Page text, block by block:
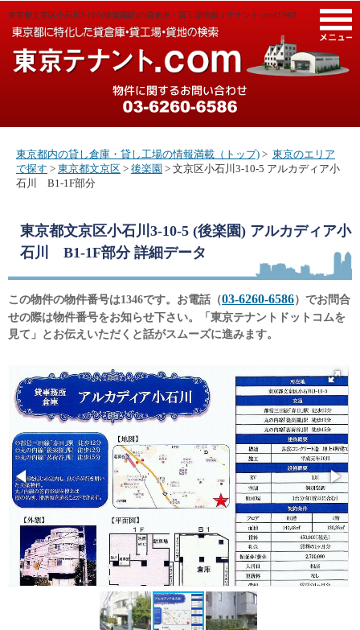
東京都文京区小石川3-10-5(後楽園駅)の貸倉庫・貸工場情報｜テナント.com[1346]
東京都内の貸し倉庫・貸し工場の情報満載（トップ) > 東京のエリア
で探す > 東京都文京区 > 後楽園 > 文京区小石川3-10-5 アルカディア小
石川 B1-1F部分
東京都文京区小石川3-10-5 (後楽園) アルカディア小
石川 B1-1F部分詳細データ
この物件の物件番号は1346です。お電話（03-6260-6586）でお問合
せの際は物件番号をお知らせ下さい。「東京テナントドットコムを
見て」とお伝えいただくと話がスムーズに進みます。